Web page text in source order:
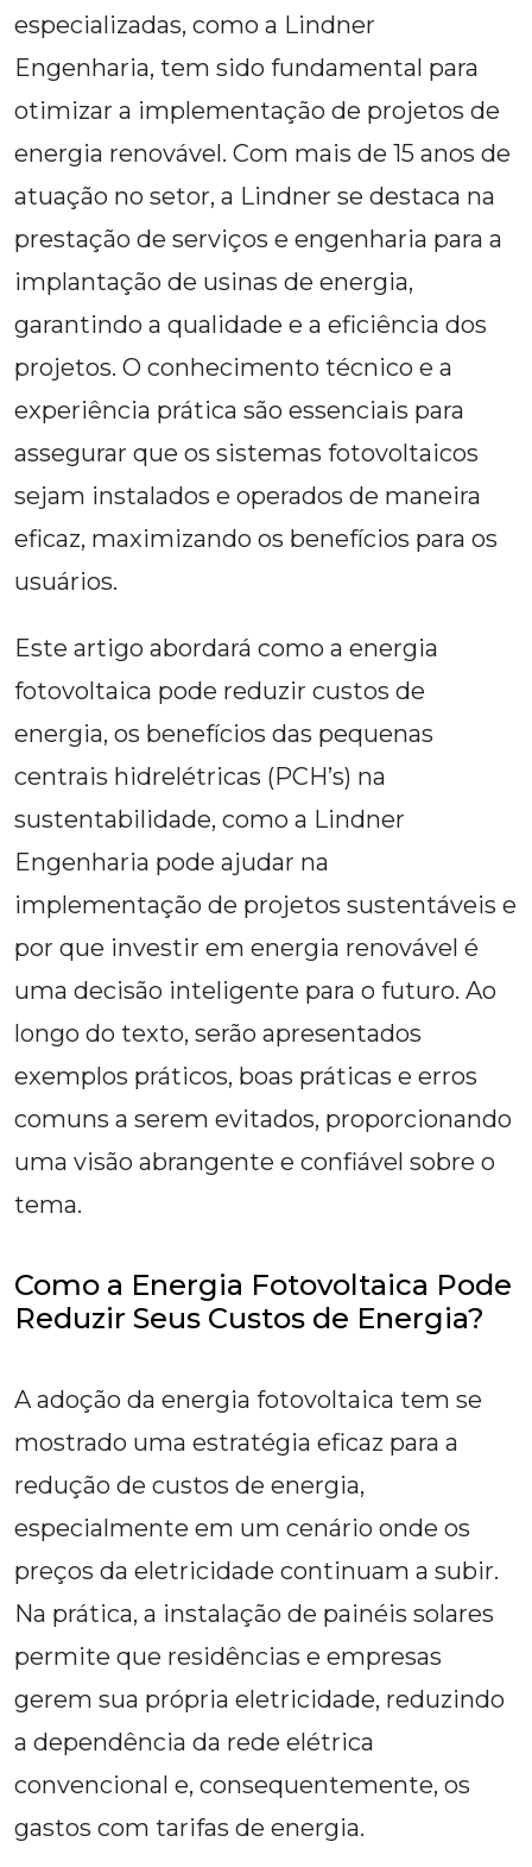
especializadas, como a Lindner
Engenharia, tem sido fundamental para
otimizar a implementação de projetos de
energia renovável. Com mais de 15 anos de
atuação no setor, a Lindner se destaca na
prestação de serviços e engenharia para a
implantação de usinas de energia,
garantindo a qualidade e a eficiência dos
projetos. O conhecimento técnico e a
experiência prática são essenciais para
assegurar que os sistemas fotovoltaicos
sejam instalados e operados de maneira
eficaz, maximizando os benefícios para os
usuários.
Este artigo abordará como a energia
fotovoltaica pode reduzir custos de
energia, os benefícios das pequenas
centrais hidrelétricas (PCH’s) na
sustentabilidade, como a Lindner
Engenharia pode ajudar na
implementação de projetos sustentáveis e
por que investir em energia renovável é
uma decisão inteligente para o futuro. Ao
longo do texto, serão apresentados
exemplos práticos, boas práticas e erros
comuns a serem evitados, proporcionando
uma visão abrangente e confiável sobre o
tema.
Como a Energia Fotovoltaica Pode
Reduzir Seus Custos de Energia?
A adoção da energia fotovoltaica tem se
mostrado uma estratégia eficaz para a
redução de custos de energia,
especialmente em um cenário onde os
preços da eletricidade continuam a subir.
Na prática, a instalação de painéis solares
permite que residências e empresas
gerem sua própria eletricidade, reduzindo
a dependência da rede elétrica
convencional e, consequentemente, os
gastos com tarifas de energia.